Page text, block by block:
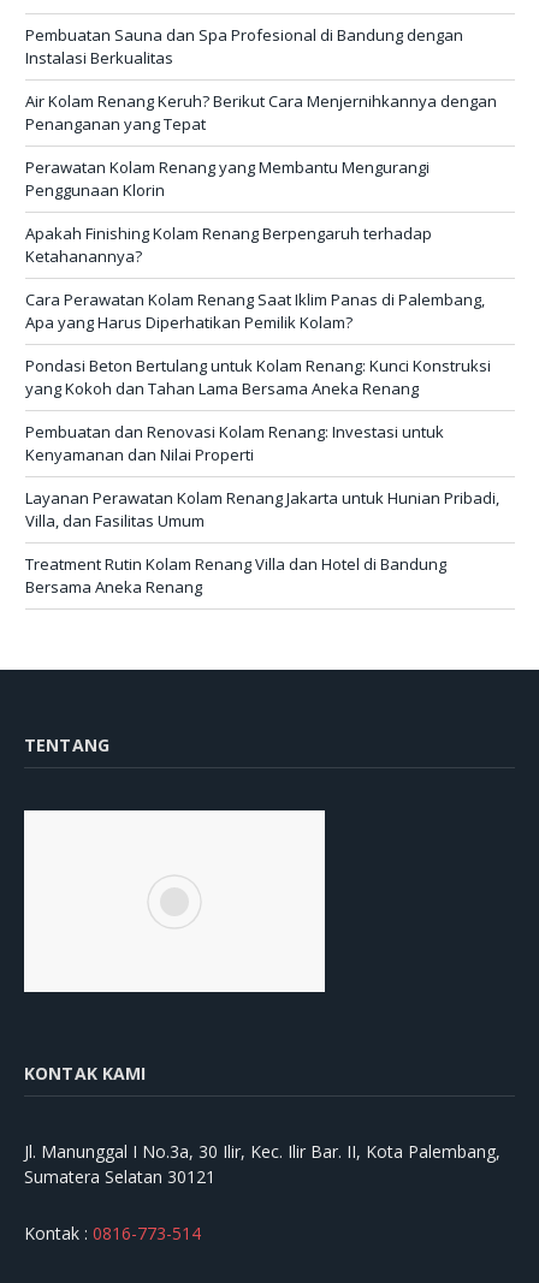
Pembuatan Sauna dan Spa Profesional di Bandung dengan
Instalasi Berkualitas
Air Kolam Renang Keruh? Berikut Cara Menjernihkannya dengan
Penanganan yang Tepat
Perawatan Kolam Renang yang Membantu Mengurangi
Penggunaan Klorin
Apakah Finishing Kolam Renang Berpengaruh terhadap
Ketahanannya?
Cara Perawatan Kolam Renang Saat Iklim Panas di Palembang,
Apa yang Harus Diperhatikan Pemilik Kolam?
Pondasi Beton Bertulang untuk Kolam Renang: Kunci Konstruksi
yang Kokoh dan Tahan Lama Bersama Aneka Renang
Pembuatan dan Renovasi Kolam Renang: Investasi untuk
Kenyamanan dan Nilai Properti
Layanan Perawatan Kolam Renang Jakarta untuk Hunian Pribadi,
Villa, dan Fasilitas Umum
Treatment Rutin Kolam Renang Villa dan Hotel di Bandung
Bersama Aneka Renang
TENTANG
KONTAK KAMI
Jl. Manunggal I No.3a, 30 Ilir, Kec. Ilir Bar. II, Kota Palembang,
Sumatera Selatan 30121
Kontak : 0816-773-514